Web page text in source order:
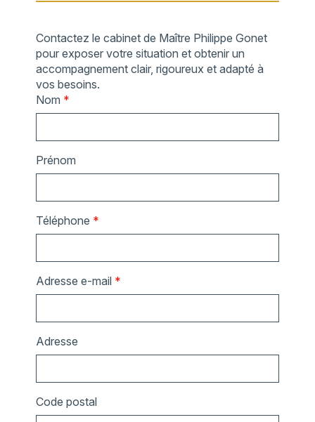
Contactez le cabinet de Maître Philippe Gonet
pour exposer votre situation et obtenir un
accompagnement clair, rigoureux et adapté à
vos besoins.
Nom *
Prénom
Téléphone *
Adresse e-mail *
Adresse
Code postal